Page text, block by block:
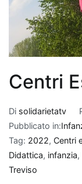
Centri
Di solidarietatv
Pubblicato in:
Tag: 2022, Centri
Didattica, infanzia,
Treviso